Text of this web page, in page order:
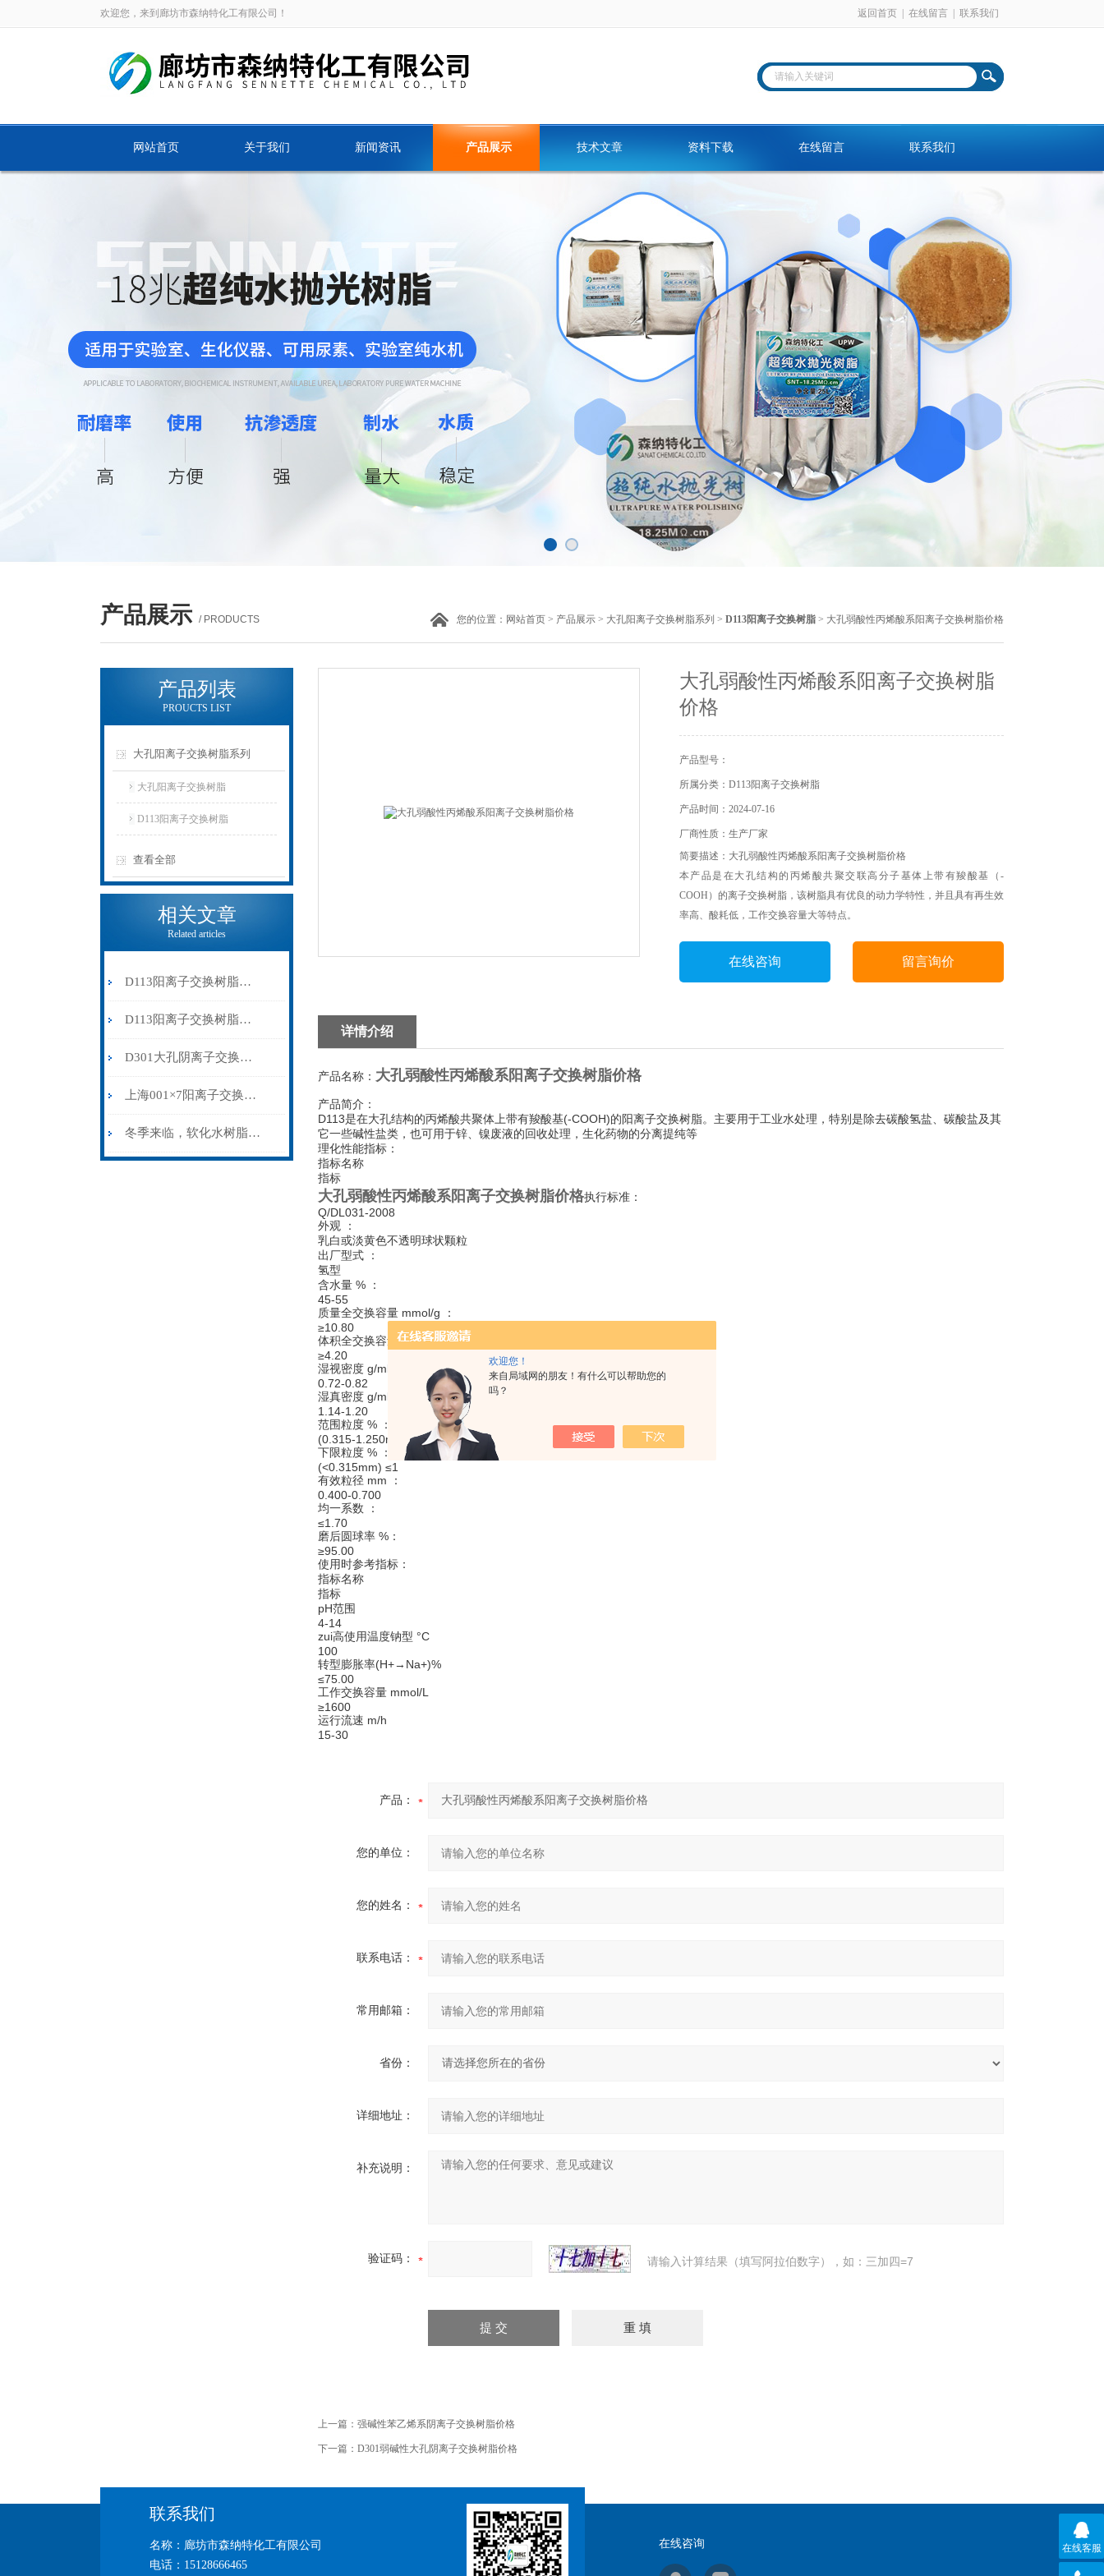
欢迎您！
来自局域网的朋友！有什么可以帮助您的
吗？
欢迎您，来到廊坊市森纳特化工有限公司！ 返回首页 在线留言 联系我们
网站首页 关于我们 新闻资讯 产品展示 技术文章 资料下载 在线留言 联系我们
产品展示 / PRODUCTS 您的位置： 网站首页 > 产品展示 > 大孔阳离子交换树脂系列 > D113阳离子交换树脂 > 大孔弱酸性丙烯酸系阳离子交换树脂价格
产品列表
PROUCTS LIST
大孔阳离子交换树脂系列
大孔阳离子交换树脂
D113阳离子交换树脂
查看全部
相关文章
Related articles
D113阳离子交换树脂可以在各种恶劣的环境中保持稳定的性能
D113阳离子交换树脂在使用过程中少不了以下要领
D301大孔阴离子交换树脂——高效纯化水体的利器
上海001×7阳离子交换树脂规格
冬季来临，软化水树脂的防冻措施是很有必要的
大孔弱酸性丙烯酸系阳离子交换树脂
价格
产品型号：
所属分类：D113阳离子交换树脂
产品时间：2024-07-16
厂商性质：生产厂家
简要描述：大孔弱酸性丙烯酸系阳离子交换树脂价格
本产品是在大孔结构的丙烯酸共聚交联高分子基体上带有羧酸基（-
COOH）的离子交换树脂，该树脂具有优良的动力学特性，并且具有再生效
率高、酸耗低，工作交换容量大等特点。
在线咨询 留言询价
详情介绍
产品名称： 大孔弱酸性丙烯酸系阳离子交换树脂价格
产品简介：
D113是在大孔结构的丙烯酸共聚体上带有羧酸基(-COOH)的阳离子交换树脂。主要用于工业水处理，特别是除去碳酸氢盐、碳酸盐及其
它一些碱性盐类，也可用于锌、镍废液的回收处理，生化药物的分离提纯等
理化性能指标：
指标名称
指标
大孔弱酸性丙烯酸系阳离子交换树脂价格执行标准：
Q/DL031-2008
外观 ：
乳白或淡黄色不透明球状颗粒
出厂型式 ：
氢型
含水量 % ：
45-55
质量全交换容量 mmol/g ：
≥10.80
体积全交换容量 mmol/ml ：
≥4.20
湿视密度 g/ml ：
0.72-0.82
湿真密度 g/ml ：
1.14-1.20
范围粒度 % ：
(0.315-1.250mm) ≥95
下限粒度 % ：
(<0.315mm) ≤1
有效粒径 mm ：
0.400-0.700
均一系数 ：
≤1.70
磨后圆球率 %：
≥95.00
使用时参考指标：
指标名称
指标
pH范围
4-14
zui高使用温度钠型 °C
100
转型膨胀率(H+→Na+)%
≤75.00
工作交换容量 mmol/L
≥1600
运行流速 m/h
15-30
产品：
您的单位：
您的姓名：
联系电话：
常用邮箱：
省份：
详细地址：
补充说明：
验证码： 请输入计算结果（填写阿拉伯数字），如：三加四=7
上一篇： 强碱性苯乙烯系阴离子交换树脂价格
下一篇： D301弱碱性大孔阴离子交换树脂价格
联系我们
名称：廊坊市森纳特化工有限公司
电话：15128666465
在线咨询 在线客服